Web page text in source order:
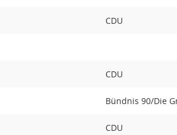
CDU
CDU
Bündnis 90/Die
CDU